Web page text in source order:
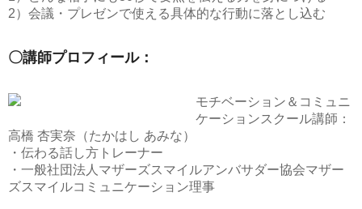
2）会議・プレゼンで使える具体的な行動に落とし込む
〇講師プロフィール：
モチベーション＆コミュニ
ケーションスクール講師：
高橋 杏実奈（たかはし あみな）
・伝わる話し方トレーナー
・一般社団法人マザーズスマイルアンバサダー協会マザー
ズスマイルコミュニケーション理事